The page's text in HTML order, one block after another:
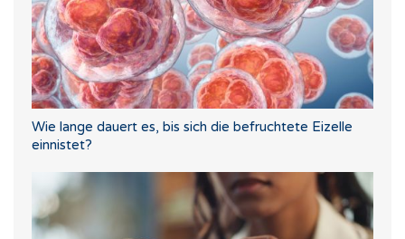
Wie lange dauert es, bis sich die befruchtete Eizelle
einnistet?